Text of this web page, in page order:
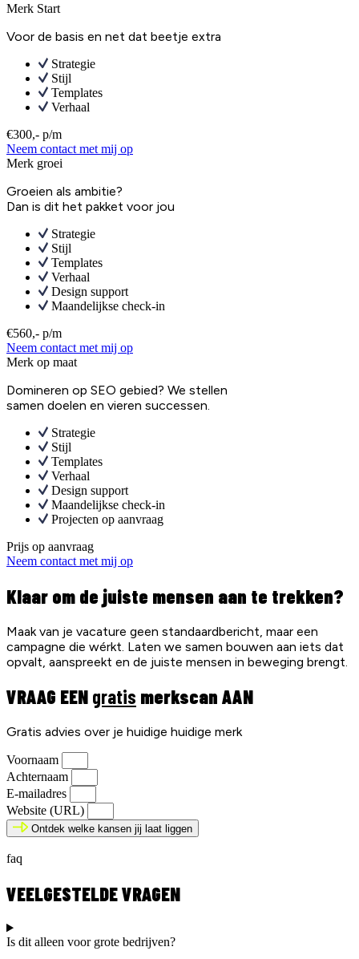
Merk Start
Voor de basis en net dat beetje extra
Strategie
Stijl
Templates
Verhaal
€300,- p/m
Neem contact met mij op
Merk groei
Groeien als ambitie?
Dan is dit het pakket voor jou
Strategie
Stijl
Templates
Verhaal
Design support
Maandelijkse check-in
€560,- p/m
Neem contact met mij op
Merk op maat
Domineren op SEO gebied? We stellen
samen doelen en vieren successen.
Strategie
Stijl
Templates
Verhaal
Design support
Maandelijkse check-in
Projecten op aanvraag
Prijs op aanvraag
Neem contact met mij op
Klaar om de juiste mensen aan te trekken?
Maak van je vacature geen standaardbericht, maar een
campagne die wérkt. Laten we samen bouwen aan iets dat
opvalt, aanspreekt en de juiste mensen in beweging brengt.
VRAAG EEN gratis merkscan AAN
Gratis advies over je huidige huidige merk
Voornaam
Achternaam
E-mailadres
Website (URL)
Ontdek welke kansen jij laat liggen
faq
VEELGESTELDE VRAGEN
Is dit alleen voor grote bedrijven?